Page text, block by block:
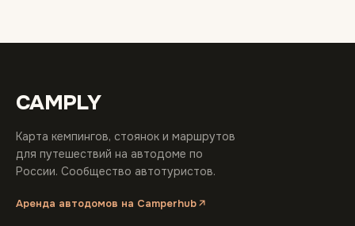
CAMPLY
Карта кемпингов, стоянок и маршрутов
для путешествий на автодоме по
России. Сообщество автотуристов.
Аренда автодомов на Camperhub